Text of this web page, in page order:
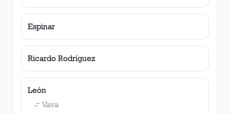
Espinar
Ricardo Rodríguez
León
Vava